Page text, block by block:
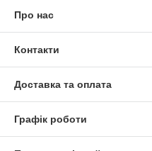
Про нас
Контакти
Доставка та оплата
Графік роботи